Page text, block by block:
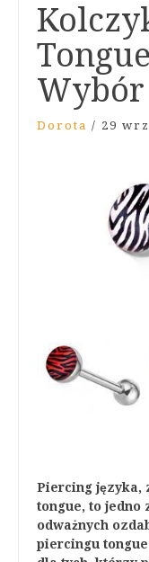
Wybór
Dorota / 29
Piercing języka,
tongue, to jedno
odważnych
piercingu